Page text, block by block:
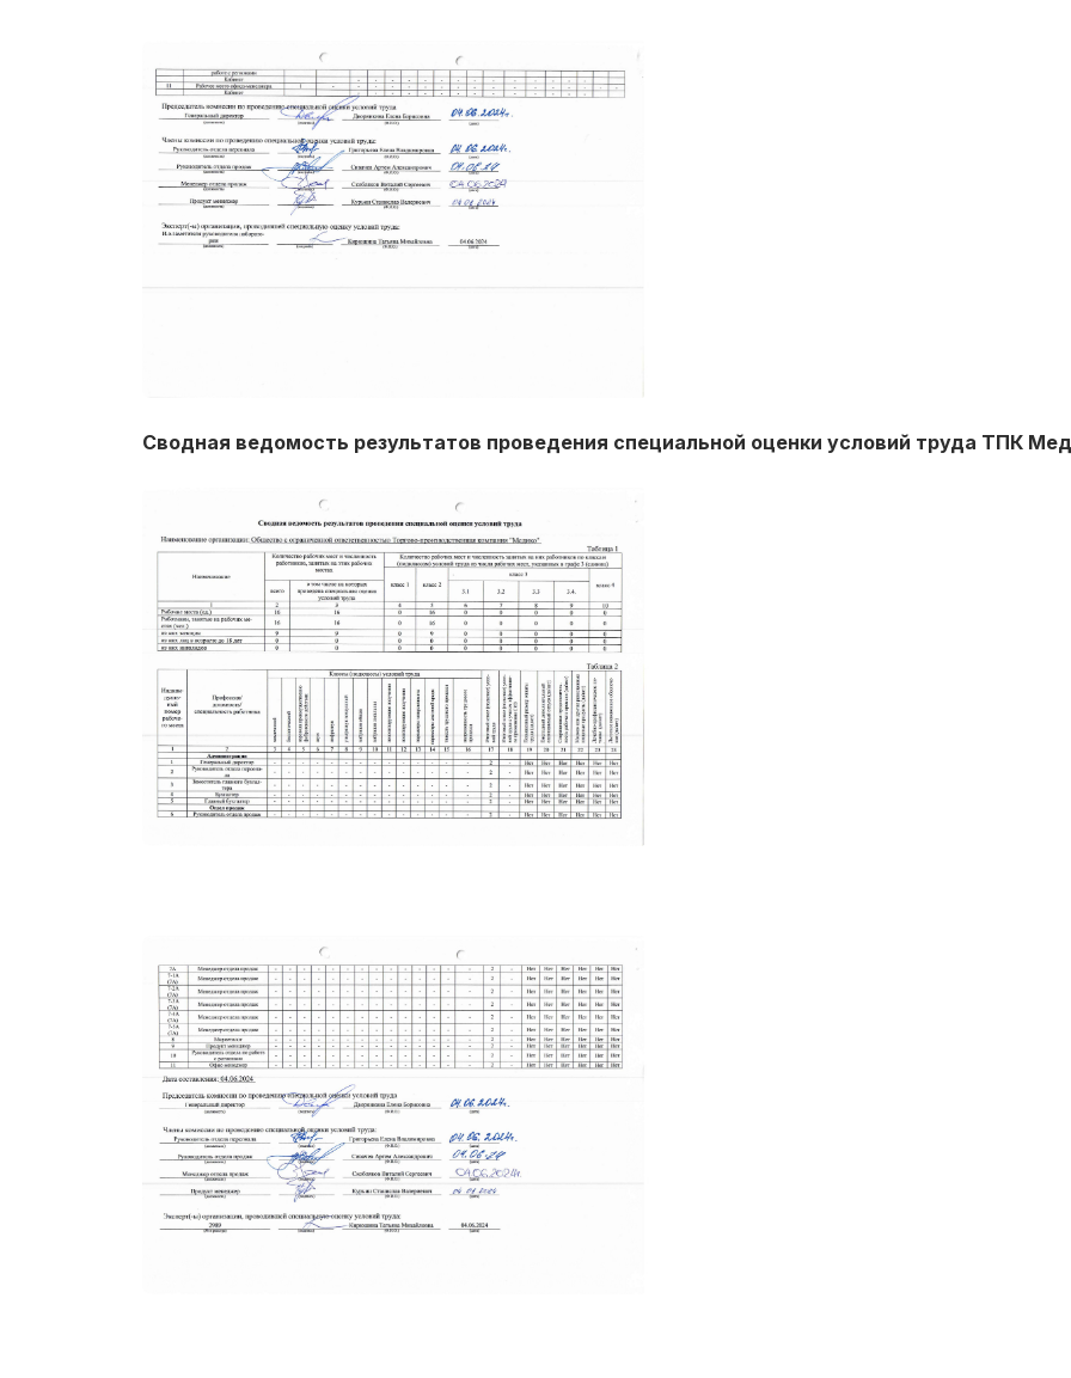
Сводная ведомость результатов проведения специальной оценки условий труда ТПК